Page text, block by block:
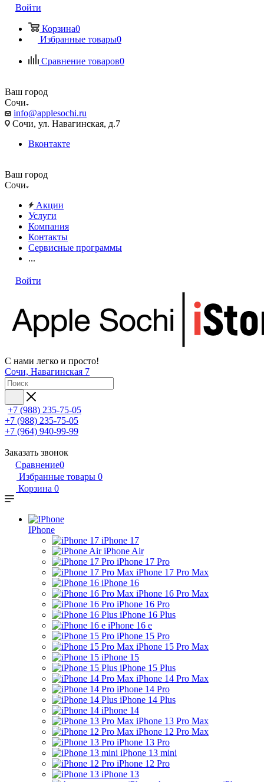
Войти
Корзина0
Избранные товары0
Сравнение товаров0
Ваш город
Сочи
info@applesochi.ru
Сочи, ул. Навагинская, д.7
Вконтакте
Ваш город
Сочи
Акции
Услуги
Компания
Контакты
Сервисные программы
...
Войти
С нами легко и просто!
Сочи, Навагинская 7
+7 (988) 235-75-05
+7 (988) 235-75-05
+7 (964) 940-99-99
Заказать звонок
Сравнение0
Избранные товары 0
Корзина 0
IPhone
iPhone 17
iPhone Air
iPhone 17 Pro
iPhone 17 Pro Max
iPhone 16
iPhone 16 Pro Max
iPhone 16 Pro
iPhone 16 Plus
iPhone 16 e
iPhone 15 Pro
iPhone 15 Pro Max
iPhone 15
iPhone 15 Plus
iPhone 14 Pro Max
iPhone 14 Pro
iPhone 14 Plus
iPhone 14
iPhone 13 Pro Max
iPhone 12 Pro Max
iPhone 13 Pro
iPhone 13 mini
iPhone 12 Pro
iPhone 13